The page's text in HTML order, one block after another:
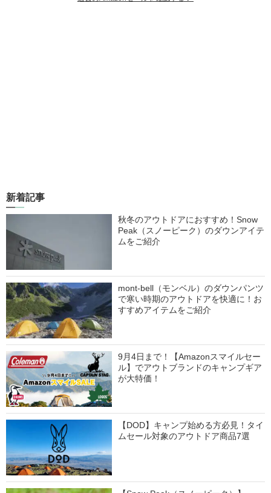
新着記事
秋冬のアウトドアにおすすめ！Snow
Peak（スノーピーク）のダウンアイテ
ムをご紹介
mont-bell（モンベル）のダウンパンツ
で寒い時期のアウトドアを快適に！お
すすめアイテムをご紹介
9月4日まで！【Amazonスマイルセー
ル】でアウトブランドのキャンプギア
が大特価！
【DOD】キャンプ始める方必見！タイ
ムセール対象のアウトドア商品7選